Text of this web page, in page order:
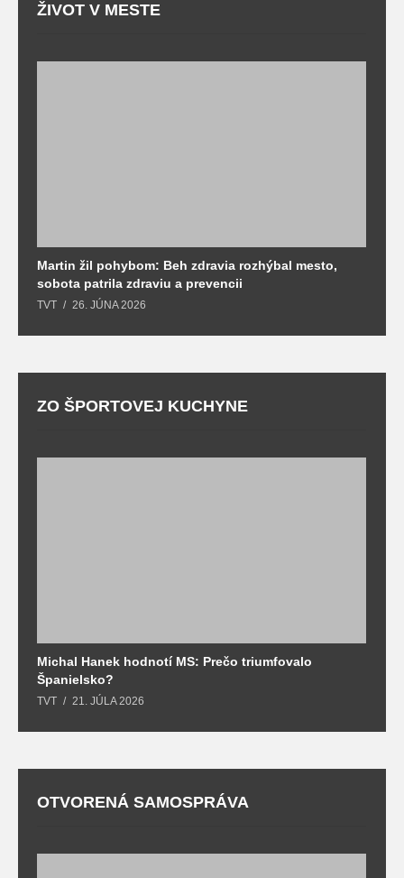
ŽIVOT V MESTE
Martin žil pohybom: Beh zdravia rozhýbal mesto,
sobota patrila zdraviu a prevencii
TVT 26. JÚNA 2026
ZO ŠPORTOVEJ KUCHYNE
Michal Hanek hodnotí MS: Prečo triumfovalo
Španielsko?
TVT 21. JÚLA 2026
OTVORENÁ SAMOSPRÁVA